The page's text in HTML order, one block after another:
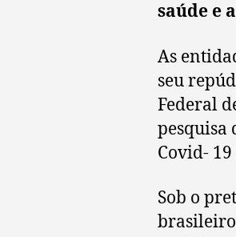
saúde e
As
seu
Federal
pesquisa
Covid- 19
Sob o